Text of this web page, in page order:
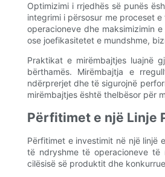
Optimizimi i rrjedhës së punës
integrimi i përsosur me proceset
operacioneve dhe maksimizimin
ose joefikasitetet e mundshme,
Praktikat e mirëmbajtjes luajnë
bërthamës. Mirëmbajtja e
ndërprerjet dhe të sigurojnë
mirëmbajtjes është thelbësor për
Përfitimet e një Linje
Përfitimet e investimit në një linjë
të ndryshme të operacioneve
cilësisë së produktit dhe